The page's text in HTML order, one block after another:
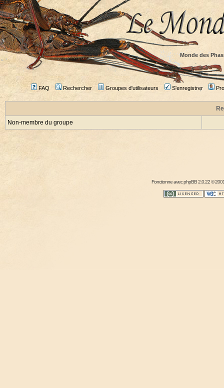
Monde des
FAQ Rechercher Groupes d'utilisateurs S'enregistrer
Non-membre du groupe
Fonctionne avecphpBB2.0.22 ©